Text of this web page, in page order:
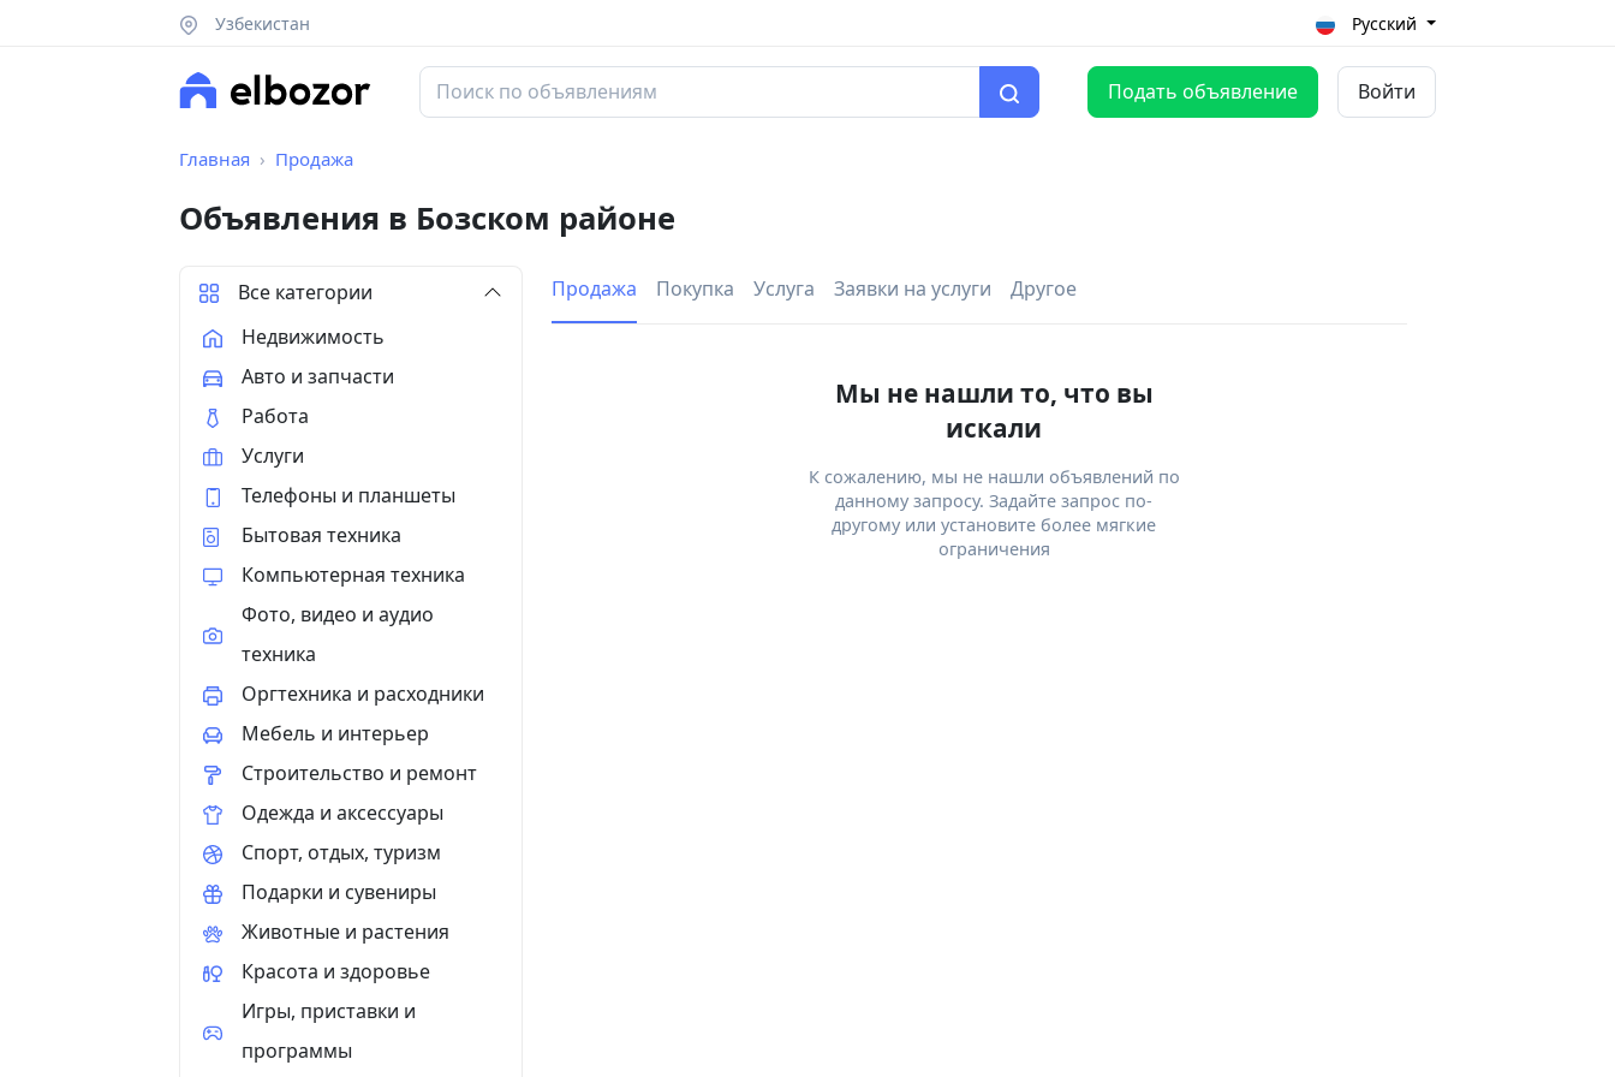
Узбекистан Русский
Подать объявление Войти
Главная Продажа
Объявления в Бозском районе
Продажа Покупка Услуга Заявки на услуги Другое
Мы не нашли то, что вы
искали
К сожалению, мы не нашли объявлений по
данному запросу. Задайте запрос по-
другому или установите более мягкие
ограничения
Все категории
Недвижимость
Авто и запчасти
Работа
Услуги
Телефоны и планшеты
Бытовая техника
Компьютерная техника
Фото, видео и аудио
техника
Оргтехника и расходники
Мебель и интерьер
Строительство и ремонт
Одежда и аксессуары
Спорт, отдых, туризм
Подарки и сувениры
Животные и растения
Красота и здоровье
Игры, приставки и
программы